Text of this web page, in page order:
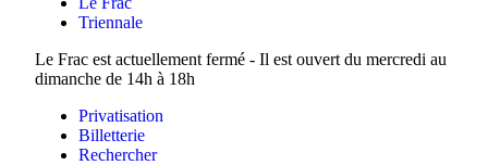
Triennale
Le Frac est actuellement fermé - Il est ouvert du mercredi au
dimanche de 14h à 18h
Privatisation
Billetterie
Rechercher